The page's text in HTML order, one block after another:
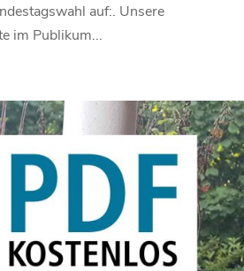
auf:. Unsere
im Publikum...